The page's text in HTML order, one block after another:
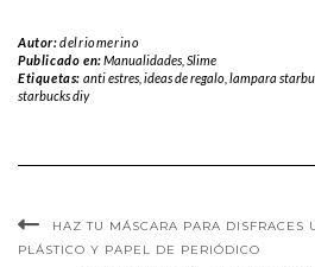
Autor:delriomerino
Publicado en:Manualidades ,Slime
Etiquetas: anti estres, ideas de regalo, lampara
starbucks diy
HAZ TU MÁSCARA PARA DISFRACES
PLÁSTICO Y PAPEL DE PERIÓDICO